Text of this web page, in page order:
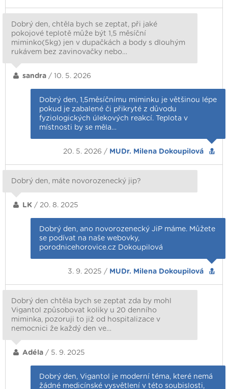
Dobrý den, chtěla bych se zeptat, při jaké
pokojové teplotě může být 1,5 měsíční
miminko(5kg) jen v dupačkách a body s dlouhým
rukávem bez zavinovačky nebo…
sandra / 10. 5. 2026
Dobrý den, 1,5měsíčnímu miminku je většinou lépe
pokud je zabalené či přikryté z důvodu
fyziologických úlekových reakcí. Teplota v
místnosti by se měla…
20. 5. 2026 / MUDr. Milena Dokoupilová
Dobrý den, máte novorozenecký jip?
LK / 20. 8. 2025
Dobrý den, ano novorozenecký JiP máme. Můžete
se podívat na naše webovky,
porodnicehorovice.cz Dokoupilová
3. 9. 2025 / MUDr. Milena Dokoupilová
Dobrý den chtěla bych se zeptat zda by mohl
Vigantol způsobovat koliky u 20 denního
miminka, pozoruji to již od hospitalizace v
nemocnici že každý den ve…
Adéla / 5. 9. 2025
Dobrý den, Vigantol je moderní téma, které nemá
žádné medicínské vysvětlení v této soubislosti,